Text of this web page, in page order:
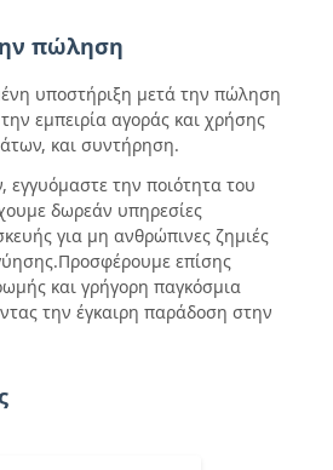
πώληση
υποστήριξη μετά την πώληση
εμπειρία αγοράς και χρήσης
και συντήρηση.
την ποιότητα του
δωρεάν υπηρεσίες
για μη ανθρώπινες ζημιές
επίσης
και γρήγορη παγκόσμια
την έγκαιρη παράδοση στην